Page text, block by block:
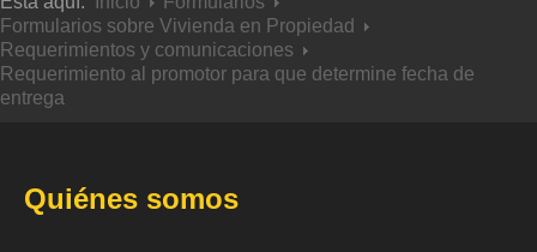
Formularios sobre Vivienda en Propiedad
Requerimientos y comunicaciones
Requerimiento al promotor para que determine fecha de
entrega
Quiénes somos